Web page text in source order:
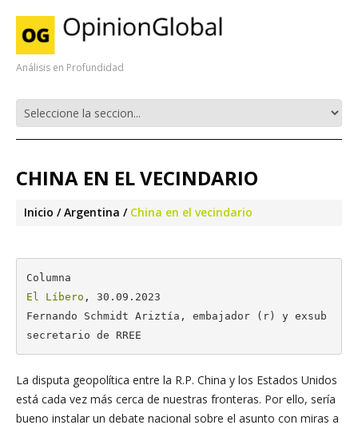
Análisis en Profundidad
CHINA EN EL VECINDARIO
Inicio Argentina China en el vecindario
El Líbero , 30.09.2023
Fernando Schmidt Ariztía, embajador (r) y exsub
secretario de RREE
La disputa geopolítica entre la R.P. China y los Estados Unidos
está cada vez más cerca de nuestras fronteras. Por ello, sería
bueno instalar un debate nacional sobre el asunto con miras a